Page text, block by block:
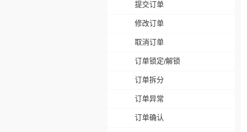
提交订单
修改订单
取消订单
订单锁定/解锁
订单拆分
订单异常
订单确认